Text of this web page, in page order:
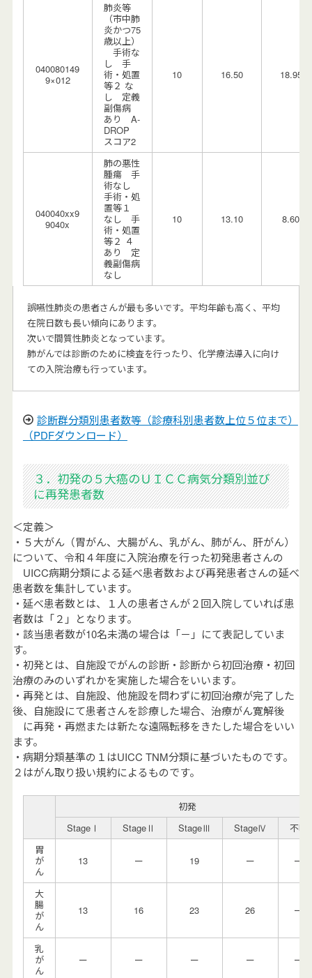
040080149
9×012
肺炎等
（市中肺
炎かつ75
歳以上）
手術な
し 手
術・処置
等２ な
し 定義
副傷病
あり A-
DROP
スコア2
10 16.50 18.95
040040xx9
9040x
肺の悪性
腫瘍 手
術なし
手術・処
置等１
なし 手
術・処置
等２ ４
あり 定
義副傷病
なし
10 13.10 8.60
誤嚥性肺炎の患者さんが最も多いです。平均年齢も高く、平均
在院日数も長い傾向にあります。
次いで間質性肺炎となっています。
肺がんでは診断のために検査を行ったり、化学療法導入に向け
ての入院治療も行っています。
診断群分類別患者数等（診療科別患者数上位５位まで）
（PDFダウンロード）
３．初発の５大癌のＵＩＣＣ病気分類別並び
に再発患者数
＜定義＞
・５大がん（胃がん、大腸がん、乳がん、肺がん、肝がん）
について、令和４年度に入院治療を行った初発患者さんの
UICC病期分類による延べ患者数および再発患者さんの延べ
患者数を集計しています。
・延べ患者数とは、１人の患者さんが２回入院していれば患
者数は「２」となります。
・該当患者数が10名未満の場合は「－」にて表記していま
す。
・初発とは、自施設でがんの診断・診断から初回治療・初回
治療のみのいずれかを実施した場合をいいます。
・再発とは、自施設、他施設を問わずに初回治療が完了した
後、自施設にて患者さんを診療した場合、治療がん寛解後
に再発・再燃または新たな遠隔転移をきたした場合をいい
ます。
・病期分類基準の１はUICC TNM分類に基づいたものです。
２はがん取り扱い規約によるものです。
初発
StageⅠ
StageⅡ StageⅢ StageⅣ
不明
胃
が
ん
13 ー 19 ー ー
大
腸
が
ん
13 16 23 26 ー
乳
が
ん
ー ー ー ー ー